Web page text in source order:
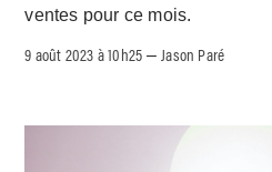
ventes pour ce mois.
9 août 2023 à 10h25 – Jason Paré